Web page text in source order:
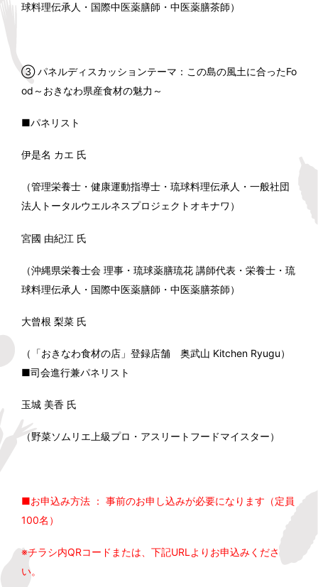
球料理伝承人・国際中医薬膳師・中医薬膳茶師）
③ パネルディスカッションテーマ：この島の風土に合ったFo
od～おきなわ県産食材の魅力～
■パネリスト
伊是名 カエ 氏
（管理栄養士・健康運動指導士・琉球料理伝承人・一般社団
法人トータルウエルネスプロジェクトオキナワ）
宮國 由紀江 氏
（沖縄県栄養士会 理事・琉球薬膳琉花 講師代表・栄養士・琉
球料理伝承人・国際中医薬膳師・中医薬膳茶師）
大曾根 梨菜 氏
（「おきなわ食材の店」登録店舗 奥武山 Kitchen Ryugu）
■司会進行兼パネリスト
玉城 美香 氏
（野菜ソムリエ上級プロ・アスリートフードマイスター）
■お申込み方法 ： 事前のお申し込みが必要になります（定員
100名）
※チラシ内QRコードまたは、下記URLよりお申込みくださ
い。